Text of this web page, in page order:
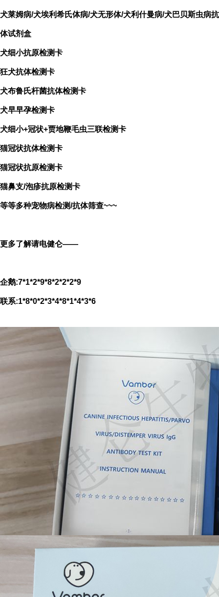
犬莱姆病/犬埃利希氏体病/犬无形体/犬利什曼病/犬巴贝斯虫病抗
体试剂盒
犬细小抗原检测卡
狂犬抗体检测卡
犬布鲁氏杆菌抗体检测卡
犬早早孕检测卡
犬细小+冠状+贾地鞭毛虫三联检测卡
猫冠状抗体检测卡
猫冠状抗原检测卡
猫鼻支/泡疹抗原检测卡
等等多种宠物病检测/抗体筛查~~~
更多了解请电健仑——
企鹅:7*1*2*9*8*2*2*2*9
联系:1*8*0*2*3*4*8*1*4*3*6